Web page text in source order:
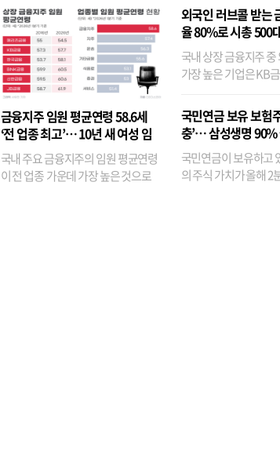
금융지주 임원 평균연령 58.6세
‘전 업종 최고’… 10년 새 여성 임
원은 14배 껑충
국내 주요 금융지주의 임원 평균연령
이 전 업종 가운데 가장 높은 것으로
외국인 러브콜 받
율 80%로 시총 500
국내 상장 금융지주
가장 높은 기업은 KB
융이었다. 특히 KB금
기관투자자 지분율이...
국민연금 보유 보험
충’… 삼성생명 90%
국민연금이 보유하고
의 주식 가치가 올해 2